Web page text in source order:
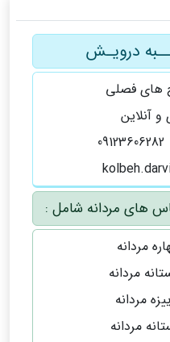
درویـش
های فصلی
آنلاین
های مردانه شامل :
مردانه
مردانه
مردانه
مردانه